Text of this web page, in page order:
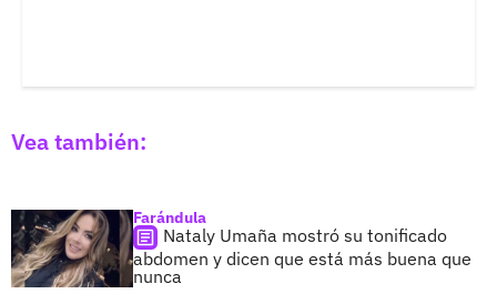
Vea también:
Farándula
Nataly Umaña mostró su tonificado
abdomen y dicen que está más buena que
nunca